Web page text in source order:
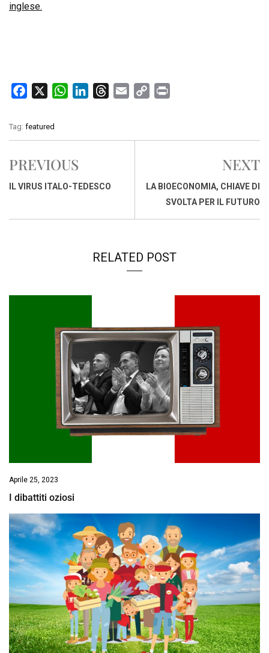
inglese.
c
e
o
o
W
t
A
p
k
I
e
s
i
y
n
n
Tag: featured
PREVIOUS
IL VIRUS ITALO-TEDESCO
NEXT
LA BIOECONOMIA, CHIAVE DI
SVOLTA PER IL FUTURO
RELATED POST
Aprile 25, 2023
I dibattiti oziosi